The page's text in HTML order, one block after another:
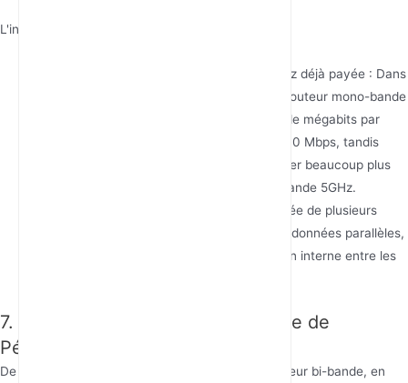
L'intérêt d'un routeur bi-bande réside dans :
Maximiser la bande passante que vous avez déjà payée : Dans
un environnement fortement perturbé, un routeur mono-bande
pourrait ne délivrer que quelques dizaines de mégabits par
seconde de votre connexion Internet de 300 Mbps, tandis
qu'un routeur bi-bande peut vous rapprocher beaucoup plus
de la limite théorique de 300 Mbps sur la bande 5GHz.
Améliorer l'efficacité de la gestion simultanée de plusieurs
appareils : En fournissant deux chemins de données parallèles,
il réduit la latence causée par la compétition interne entre les
7. Idée Faussée sur la Performance de
Pénétration Murale
De nombreux utilisateurs croient à tort qu'un routeur bi-bande, en